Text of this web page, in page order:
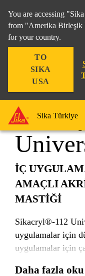
You are accessing
from "Amerika Birleşik
for your country.
TO
SIKA
USA
Sika Türkiye
İÇ
AMAÇLI
MASTİĞİ
Sikacryl®-112
uygulamalar için
uygulamalar için
yüzeyine astarsız
Daha fazla oku